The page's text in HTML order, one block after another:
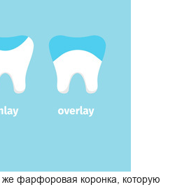
же фарфоровая коронка, которую